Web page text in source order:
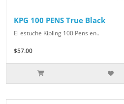
KPG 100 PENS True Black
El estuche Kipling 100 Pens en..
$57.00